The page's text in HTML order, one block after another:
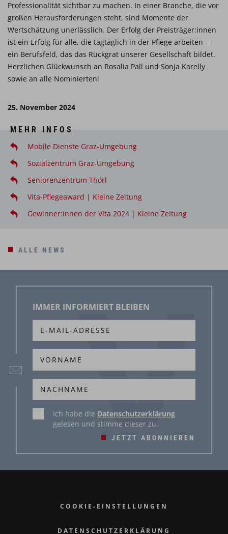
Professionalität sichtbar zu machen. In einer Branche, die vor
großen Herausforderungen steht, sind Momente der
Wertschätzung unerlässlich. Der Erfolg der Preisträger:innen
ist ein Erfolg für alle, die tagtäglich in der Pflege arbeiten –
ein Berufsfeld, das das Rückgrat unserer Gesellschaft bildet.
Herzlichen Glückwunsch an Rosalia Pall und Sonja Karelly
sowie an alle Nominierten!
25. November 2024
MEHR INFOS
Mobile Dienste Graz-Umgebung
Sozialzentrum Graz-Umgebung
Seniorenzentrum Thörl
Vita-Pflegeaward | Kleine Zeitung
Gewinner:innen der Vita 2024 | Kleine Zeitung
ALLE NEWS
IMMER INFORMIERT BLEIBEN
JETZT ABONNIEREN
Ich habe die Datenschutzerklärung
gelesen und stimme dieser zu.
COOKIE-EINSTELLUNGEN
DATENSCHUTZERKLÄRUNG